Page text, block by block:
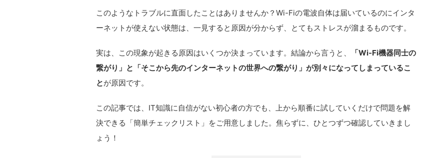
このようなトラブルに直面したことはありませんか？Wi-Fiの電波自体は届いているのにインタ
ーネットが使えない状態は、一見すると原因が分からず、とてもストレスが溜まるものです。
実は、この現象が起きる原因はいくつか決まっています。結論から言うと、
「Wi-Fi機器同士の
繋がり」と「そこから先のインターネットの世界への繋がり」が別々になってしまっているこ
とが原因です。
この記事では、IT知識に自信がない初心者の方でも、上から順番に試していくだけで問題を解
決できる「簡単チェックリスト」をご用意しました。焦らずに、ひとつずつ確認していきまし
ょう！